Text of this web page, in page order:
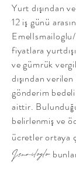
Yurt dışından
12 iş günü
fiyatlara
ve gümrük
dışından
gönderim
aittir.
belirlenmiş ve
ücretler ortaya
Ismailoglu